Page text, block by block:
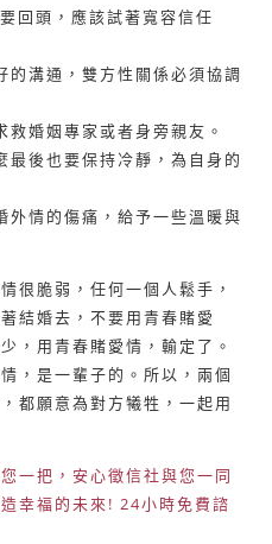
回頭，應該試著寬容信任
溝通，雙方性關係必須協調
婚姻專家或者身旁親友。
後也要保持冷靜，為自身的
情的傷痛，給予一些溫暖與
很脆弱，任何一個人鬆手，
結婚去，不要用青春賭愛
，用青春賭愛情，輸定了。
，是一輩子的。所以，兩個
都願意為對方犧牲，一起用
一把，安心徵信社與您一同
幸福的未來! 24小時免費諮